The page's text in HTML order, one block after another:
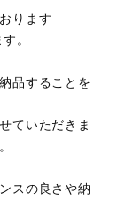
ります
。
品することを
ていただきま
スの良さや納